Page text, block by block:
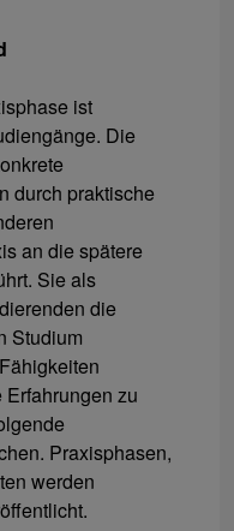
ist
Die
durch praktische
an die spätere
Sie als
die
Studium
zu
Praxisphasen,
werden